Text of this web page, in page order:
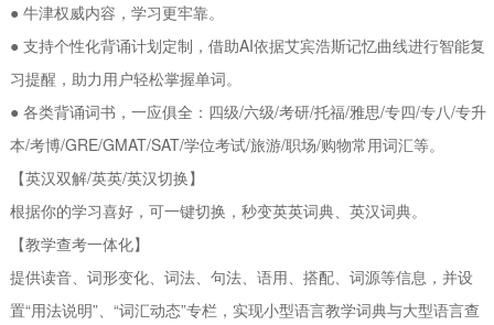
● 牛津权威内容，学习更牢靠。
● 支持个性化背诵计划定制，借助AI依据艾宾浩斯记忆曲线进行智能复
习提醒，助力用户轻松掌握单词。
● 各类背诵词书，一应俱全：四级/六级/考研/托福/雅思/专四/专八/专升
本/考博/GRE/GMAT/SAT/学位考试/旅游/职场/购物常用词汇等。
【英汉双解/英英/英汉切换】
根据你的学习喜好，可一键切换，秒变英英词典、英汉词典。
【教学查考一体化】
提供读音、词形变化、词法、句法、语用、搭配、词源等信息，并设
置“用法说明”、“词汇动态”专栏，实现小型语言教学词典与大型语言查